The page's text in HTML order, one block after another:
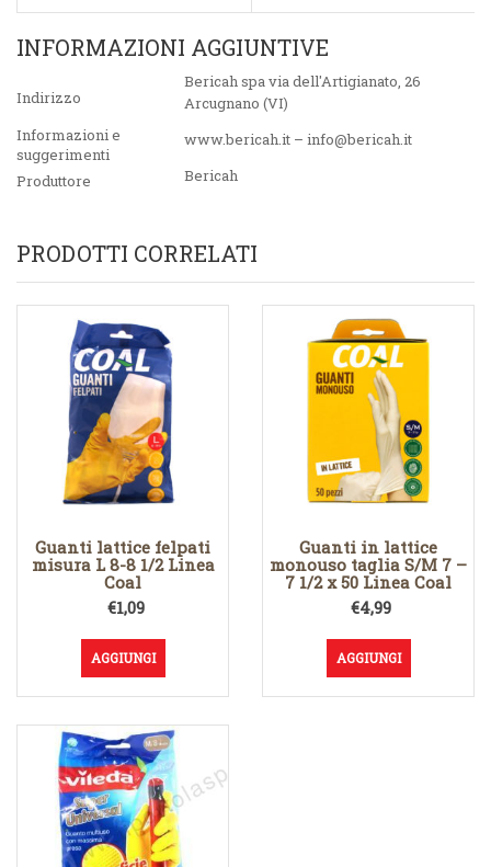
INFORMAZIONI AGGIUNTIVE
Indirizzo
Bericah spa via dell'Artigianato, 26
Arcugnano (VI)
Informazioni e
suggerimenti
www.bericah.it – info@bericah.it
Produttore Bericah
PRODOTTI CORRELATI
Guanti lattice felpati
misura L 8-8 1/2 Linea
Coal
€1,09
AGGIUNGI
Guanti in lattice
monouso taglia S/M 7 –
7 1/2 x 50 Linea Coal
€4,99
AGGIUNGI